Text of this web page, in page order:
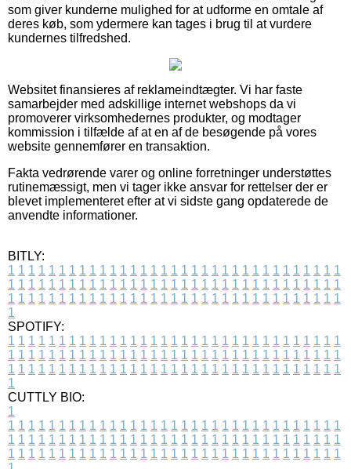
som giver kunderne mulighed for at udforme en omtale af
deres køb, som ydermere kan tages i brug til at vurdere
kundernes tilfredshed.
Websitet finansieres af reklameindtægter. Vi har faste
samarbejder med adskillige internet webshops da vi
promoverer virksomhedernes produkter, og modtager
kommission i tilfælde af at en af de besøgende på vores
website gennemfører en transaktion.
Fakta vedrørende varer og online forretninger understøttes
rutinemæssigt, men vi tager ikke ansvar for rettelser der er
blevet implementeret efter at vi sidste gang opdaterede de
anvendte informationer.
BITLY:
1 1 1 1 1 1 1 1 1 1 1 1 1 1 1 1 1 1 1 1 1 1 1 1 1 1 1 1 1 1 1 1 1
1 1 1 1 1 1 1 1 1 1 1 1 1 1 1 1 1 1 1 1 1 1 1 1 1 1 1 1 1 1 1 1 1
1 1 1 1 1 1 1 1 1 1 1 1 1 1 1 1 1 1 1 1 1 1 1 1 1 1 1 1 1 1 1 1 1
1
SPOTIFY:
1 1 1 1 1 1 1 1 1 1 1 1 1 1 1 1 1 1 1 1 1 1 1 1 1 1 1 1 1 1 1 1 1
1 1 1 1 1 1 1 1 1 1 1 1 1 1 1 1 1 1 1 1 1 1 1 1 1 1 1 1 1 1 1 1 1
1 1 1 1 1 1 1 1 1 1 1 1 1 1 1 1 1 1 1 1 1 1 1 1 1 1 1 1 1 1 1 1 1
1
CUTTLY BIO:
1
1 1 1 1 1 1 1 1 1 1 1 1 1 1 1 1 1 1 1 1 1 1 1 1 1 1 1 1 1 1 1 1 1
1 1 1 1 1 1 1 1 1 1 1 1 1 1 1 1 1 1 1 1 1 1 1 1 1 1 1 1 1 1 1 1 1
1 1 1 1 1 1 1 1 1 1 1 1 1 1 1 1 1 1 1 1 1 1 1 1 1 1 1 1 1 1 1 1 1